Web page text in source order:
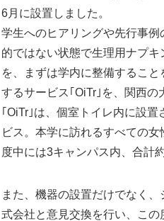
6月に設置しました。
学生へのヒアリングや先行事
的ではない状態で生理用ナプ
を、まずは学内に整備するこ
するサービス｢OiTr｣を、関西の
｢OiTr｣は、個室トイレ内に設
ビス。本学に訪れるすべての
度中には3キャンパス内、合計
また、機器の設置だけでなく
式会社と意見交換を行い、この